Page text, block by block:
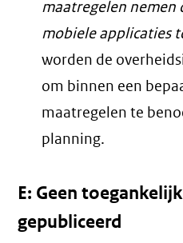
maatregelen nemen
mobiele applicaties
worden de
om binnen een
maatregelen te
planning.
E: Geen
gepubliceerd